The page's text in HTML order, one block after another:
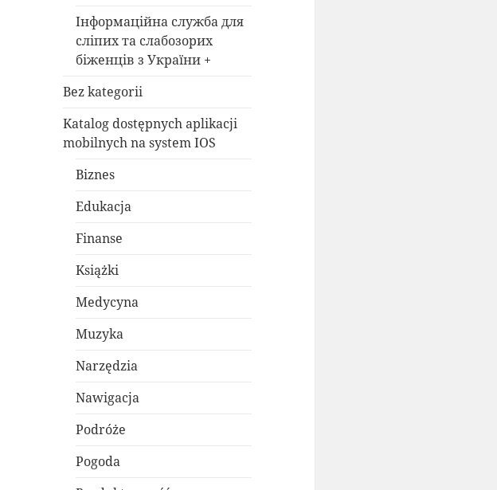
Інформаційна служба для
сліпих та слабозорих
біженців з України +
Bez kategorii
Katalog dostępnych aplikacji
mobilnych na system IOS
Biznes
Edukacja
Finanse
Książki
Medycyna
Muzyka
Narzędzia
Nawigacja
Podróże
Pogoda